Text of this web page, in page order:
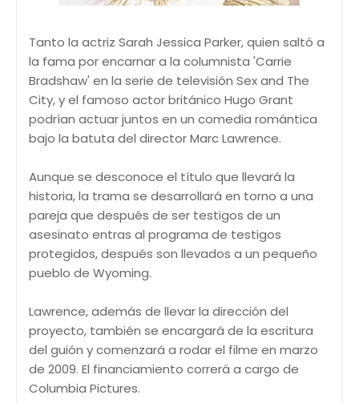
Tanto la actriz Sarah Jessica Parker, quien saltó a
la fama por encarnar a la columnista 'Carrie
Bradshaw' en la serie de televisión Sex and The
City, y el famoso actor británico Hugo Grant
podrían actuar juntos en un comedia romántica
bajo la batuta del director Marc Lawrence.
Aunque se desconoce el título que llevará la
historia, la trama se desarrollará en torno a una
pareja que después de ser testigos de un
asesinato entras al programa de testigos
protegidos, después son llevados a un pequeño
pueblo de Wyoming.
Lawrence, además de llevar la dirección del
proyecto, también se encargará de la escritura
del guión y comenzará a rodar el filme en marzo
de 2009. El financiamiento correrá a cargo de
Columbia Pictures.